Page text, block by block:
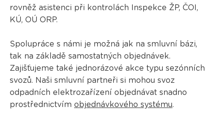
rovněž asistenci při kontrolách Inspekce ŽP, ČOI,
KÚ, OÚ ORP.
Spolupráce s námi je možná jak na smluvní bázi,
tak na základě samostatných objednávek.
Zajišťujeme také jednorázové akce typu sezónních
svozů. Naši smluvní partneři si mohou svoz
odpadních elektrozařízení objednávat snadno
prostřednictvím objednávkového systému.